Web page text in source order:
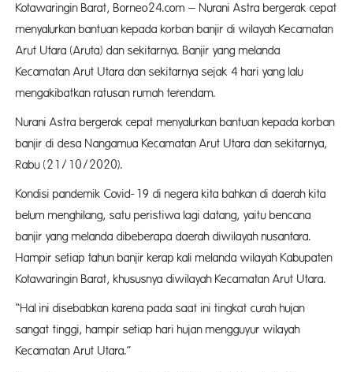
Kotawaringin Barat, Borneo24.com – Nurani Astra bergerak cepat
menyalurkan bantuan kepada korban banjir di wilayah Kecamatan
Arut Utara (Aruta) dan sekitarnya. Banjir yang melanda
Kecamatan Arut Utara dan sekitarnya sejak 4 hari yang lalu
mengakibatkan ratusan rumah terendam.
Nurani Astra bergerak cepat menyalurkan bantuan kepada korban
banjir di desa Nangamua Kecamatan Arut Utara dan sekitarnya,
Rabu (21/10/2020).
Kondisi pandemik Covid-19 di negera kita bahkan di daerah kita
belum menghilang, satu peristiwa lagi datang, yaitu bencana
banjir yang melanda dibeberapa daerah diwilayah nusantara.
Hampir setiap tahun banjir kerap kali melanda wilayah Kabupaten
Kotawaringin Barat, khususnya diwilayah Kecamatan Arut Utara.
“Hal ini disebabkan karena pada saat ini tingkat curah hujan
sangat tinggi, hampir setiap hari hujan mengguyur wilayah
Kecamatan Arut Utara.”